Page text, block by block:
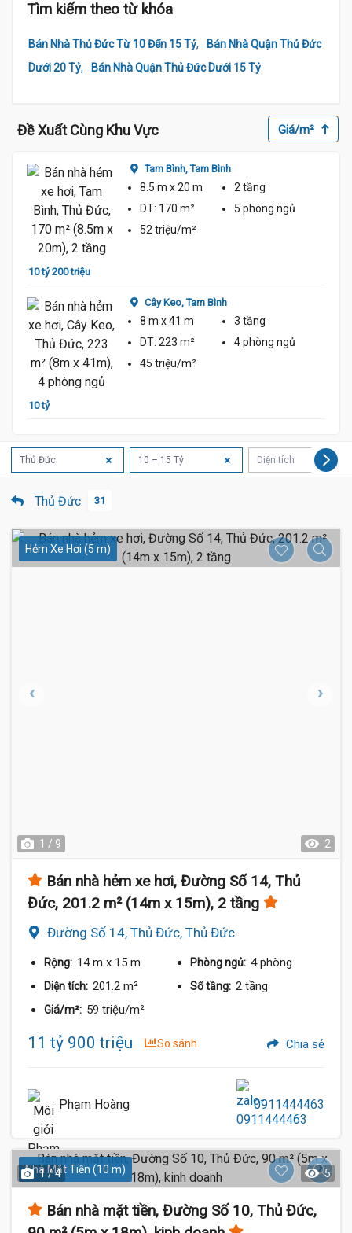
Tìm kiếm theo từ khóa
Bán Nhà Thủ Đức Từ 10 Đến 15 Tỷ,
Bán Nhà Quận Thủ Đức
Dưới 20 Tỷ, Bán Nhà Quận Thủ Đức Dưới 15 Tỷ
Đề Xuất Cùng Khu Vực Giá/m²
10 tỷ 200 triệu
Tam Bình,Tam Bình
8.5 m x 20 m
2 tầng
DT: 170 m² 5 phòng ngủ
52 triệu/m²
10 tỷ
Cây Keo,Tam Bình
8 m x 41 m
3 tầng
DT: 223 m² 4 phòng ngủ
45 triệu/m²
Thủ Đức 10 – 15 Tỷ Diện tích
Thủ Đức 31
Hẻm Xe Hơi (5 m)
1 / 9 2
Bán nhà hẻm xe hơi, Đường Số 14, Thủ
Đức, 201.2 m² (14m x 15m), 2 tầng
Đường Số 14, Thủ Đức, Thủ Đức
Rộng: 14 m x 15 m Phòng ngủ: 4 phòng
Diện tích: 201.2 m² Số tầng: 2 tầng
Giá/m²: 59 triệu/m²
11 tỷ 900 triệu So sánh Chia sẻ
Phạm Hoàng 0911444463
Nhà Mặt Tiền (10 m)
1 / 4 5
Bán nhà mặt tiền, Đường Số 10, Thủ Đức,